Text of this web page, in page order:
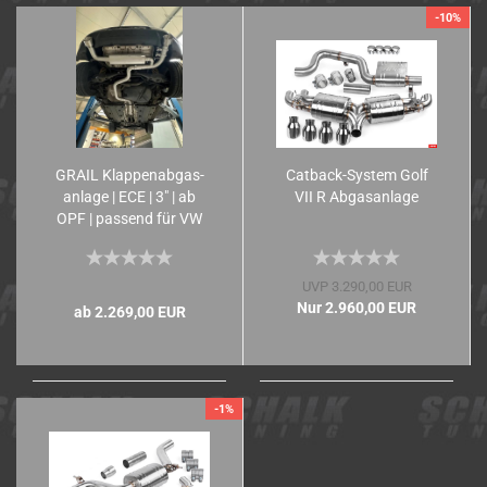
GRAIL Klap­pen­ab­gas­
an­la­ge | ECE | 3" | ab
OPF | pas­send für VW
ab 2.269,00 EUR
-10%
Catback-​​Sys­tem Golf
VII R Ab­gas­an­la­ge
UVP 3.290,00 EUR
Nur 2.960,00 EUR
-1%